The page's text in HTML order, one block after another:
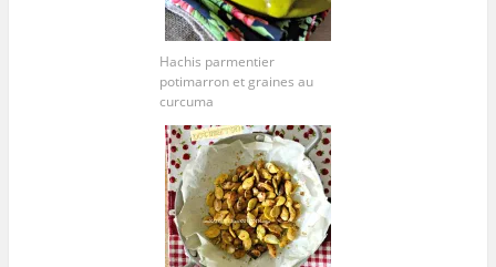
Hachis parmentier
potimarron et graines au
curcuma